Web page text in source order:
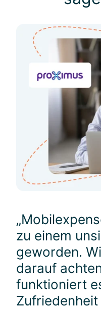
zu einem
geworden.
darauf
funktioniert
Zufriedenheit